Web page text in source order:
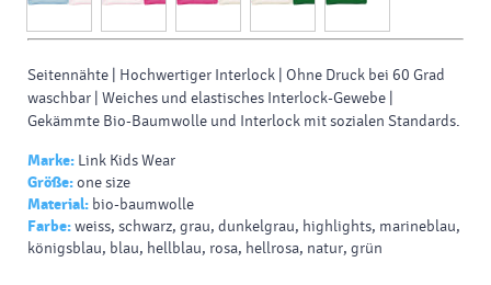
Seitennähte | Hochwertiger Interlock | Ohne Druck bei 60 Grad
waschbar | Weiches und elastisches Interlock-Gewebe |
Gekämmte Bio-Baumwolle und Interlock mit sozialen Standards.
Marke: Link Kids Wear
Größe:one size
Material: bio-baumwolle
Farbe:weiss, schwarz, grau, dunkelgrau, highlights, marineblau,
königsblau, blau, hellblau, rosa, hellrosa, natur, grün